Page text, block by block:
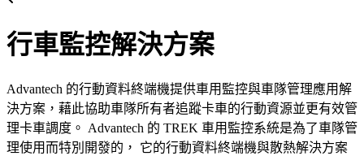
行車監控解決方案
Advantech 的行動資料終端機提供車用監控與車隊管理應用解
決方案，藉此協助車隊所有者追蹤卡車的行動資源並更有效管
理卡車調度。 Advantech 的 TREK 車用監控系統是為了車隊管
理使用而特別開發的， 它的行動資料終端機與散熱解決方案